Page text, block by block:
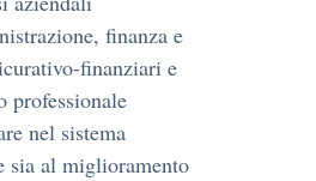
finanza e
finanziari e
professionale
nel sistema
sia al miglioramento